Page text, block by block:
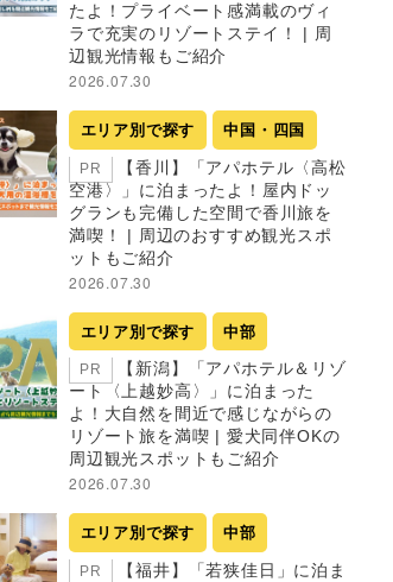
たよ！プライベート感満載のヴィ
ラで充実のリゾートステイ！ | 周
辺観光情報もご紹介
2026.07.30
エリア別で探す 中国・四国
PR
【香川】「アパホテル〈高松
空港〉」に泊まったよ！屋内ドッ
グランも完備した空間で香川旅を
満喫！ | 周辺のおすすめ観光スポ
ットもご紹介
2026.07.30
エリア別で探す 中部
PR
【新潟】「アパホテル＆リゾ
ート〈上越妙高〉」に泊まった
よ！大自然を間近で感じながらの
リゾート旅を満喫 | 愛犬同伴OKの
周辺観光スポットもご紹介
2026.07.30
エリア別で探す 中部
PR
【福井】「若狭佳日」に泊ま